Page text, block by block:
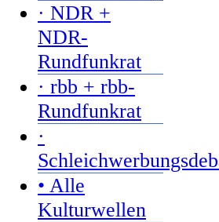
· NDR +
NDR-
Rundfunkrat
· rbb + rbb-
Rundfunkrat
·
• Alle
Kulturwellen